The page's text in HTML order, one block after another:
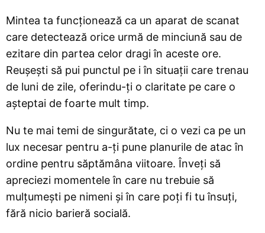
Mintea ta funcționează ca un aparat de scanat
care detectează orice urmă de minciună sau de
ezitare din partea celor dragi în aceste ore.
Reușești să pui punctul pe i în situații care trenau
de luni de zile, oferindu-ți o claritate pe care o
așteptai de foarte mult timp.
Nu te mai temi de singurătate, ci o vezi ca pe un
lux necesar pentru a-ți pune planurile de atac în
ordine pentru săptămâna viitoare. Înveți să
apreciezi momentele în care nu trebuie să
mulțumești pe nimeni și în care poți fi tu însuți,
fără nicio barieră socială.